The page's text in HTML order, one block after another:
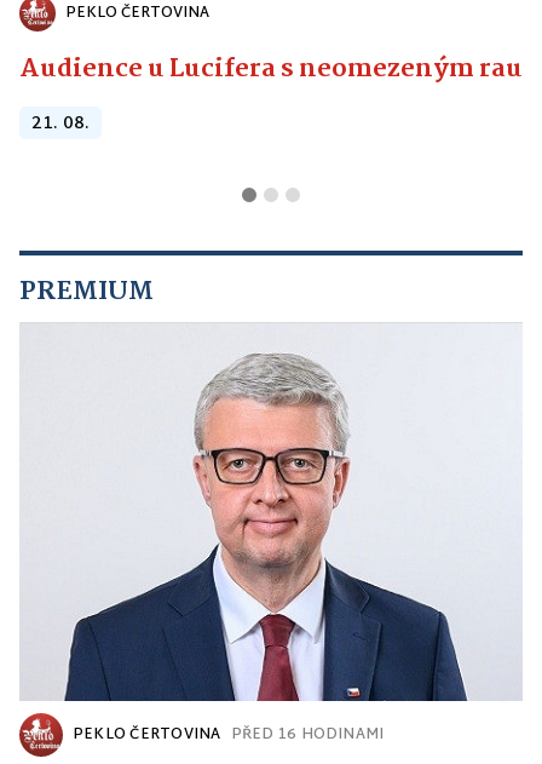
PEKLO ČERTOVINA
Audience u Lucifera s neomezeným
21. 08.
PREMIUM
PEKLO ČERTOVINA PŘED 16 HODINAMI